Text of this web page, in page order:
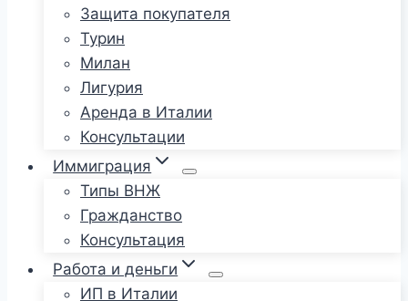
Защита покупателя
Турин
Милан
Лигурия
Аренда в Италии
Консультации
Иммиграция
Типы ВНЖ
Гражданство
Консультация
Работа и деньги
ИП в Италии